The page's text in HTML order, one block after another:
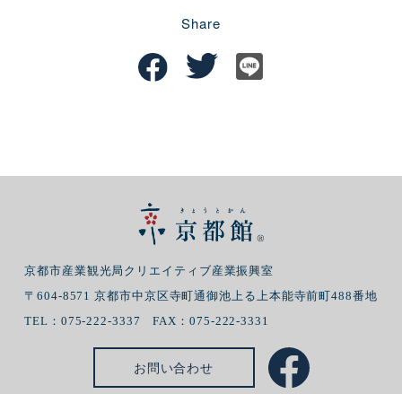
Share
京都市産業観光局クリエイティブ産業振興室
〒604-8571 京都市中京区寺町通御池上る上本能寺前町488番地
TEL：075-222-3337 FAX：075-222-3331
お問い合わせ